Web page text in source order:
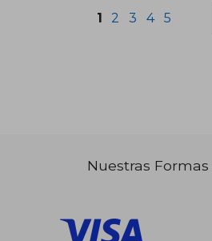
1 2 3 4 5
Nuestras